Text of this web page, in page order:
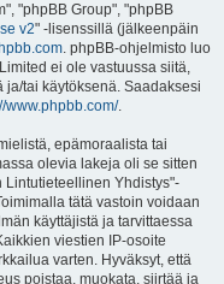
"phpBB Group", "phpBB
v2" -lisenssillä (jälkeenpäin
. phpBB-ohjelmisto luo
ei ole vastuussa siitä,
tai käytöksenä. Saadaksesi
www.phpbb.com/.
epämoraalista tai
olevia lakeja oli se sitten
Lintutieteellinen Yhdistys"-
tätä vastoin voidaan
käyttäjistä ja tarvittaessa
viestien IP-osoite
varten. Hyväksyt, että
poistaa, muokata, siirtää ja